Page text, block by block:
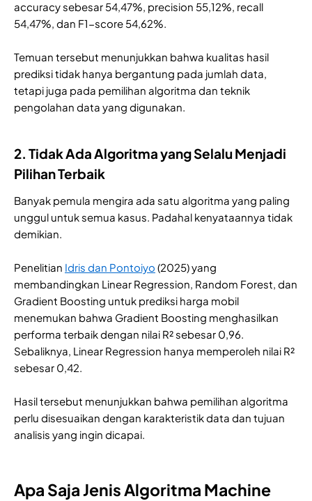
accuracy sebesar 54,47%, precision 55,12%, recall
54,47%, dan F1-score 54,62%.
Temuan tersebut menunjukkan bahwa kualitas hasil
prediksi tidak hanya bergantung pada jumlah data,
tetapi juga pada pemilihan algoritma dan teknik
pengolahan data yang digunakan.
2. Tidak Ada Algoritma yang Selalu Menjadi
Pilihan Terbaik
Banyak pemula mengira ada satu algoritma yang paling
unggul untuk semua kasus. Padahal kenyataannya tidak
demikian.
Penelitian Idris dan Pontoiyo (2025) yang
membandingkan Linear Regression, Random Forest, dan
Gradient Boosting untuk prediksi harga mobil
menemukan bahwa Gradient Boosting menghasilkan
performa terbaik dengan nilai R² sebesar 0,96.
Sebaliknya, Linear Regression hanya memperoleh nilai R²
sebesar 0,42.
Hasil tersebut menunjukkan bahwa pemilihan algoritma
perlu disesuaikan dengan karakteristik data dan tujuan
analisis yang ingin dicapai.
Apa Saja Jenis Algoritma Machine